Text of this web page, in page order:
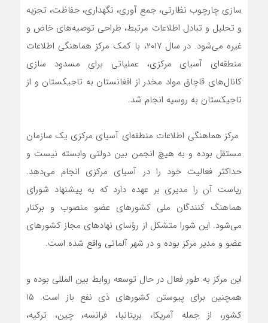
سازی چارچوب نظارتی، جمع آوری، نگهداری، حفاظت، تجزیه
و تحلیل و تبادل اطلاعات مرتبط، طراحی توصیه‌های خاص و
غیره می‌شود. در سال ۲۰۱۷، با کمک مرکز هماهنگی اطلاعات
منطقه‌ای آسیای مرکزی، عملیاتی برای مسدود سازی
کانال‌های قاچاق مواد مخدر از افغانستان به تاجیکستان و از
تاجیکستان به روسیه انجام شد.
مرکز هماهنگی اطلاعات منطقه‌ای آسیای مرکزی یک سازمان
مستقل بوده و به هیچ انجمن بین دولتی وابسته نیست و
حداکثر فعالیت خود را در آسیای مرکزی انجام می‌دهد.
ریاست آن را مدیری بر عهده دارد که به پیشنهاد شورای
هماهنگ کنندگان ملی کشورهای عضو منصوب و برکنار
می‌شود. این شورا متشکل از رؤسای نهادهای مجاز کشورهای
عضو و مدیر مرکز بوده و در شهر آلماتی واقع شده است.
این مرکز به طور فعال در حال توسعه روابط بین المللی بوده و
همچنین برای پیوستن کشورهای ذی نفع باز است. ۱۵
کشور، از جمله آمریکا، بریتانیا، فرانسه، چین، ترکیه،